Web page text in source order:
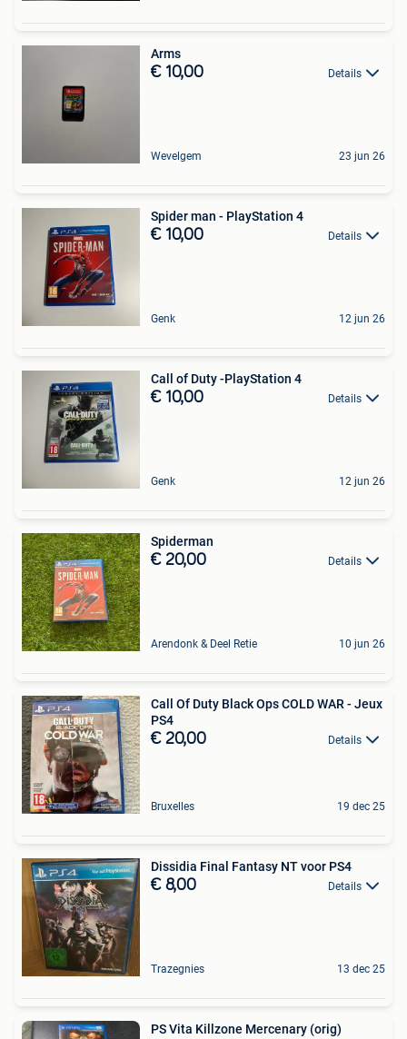
Arms
€ 10,00 Details
Wevelgem 23 jun 26
Spider man - PlayStation 4
€ 10,00 Details
Genk 12 jun 26
Call of Duty -PlayStation 4
€ 10,00 Details
Genk 12 jun 26
Spiderman
€ 20,00 Details
Arendonk & Deel Retie 10 jun 26
Call Of Duty Black Ops COLD WAR - Jeux
PS4
€ 20,00 Details
Bruxelles 19 dec 25
Dissidia Final Fantasy NT voor PS4
€ 8,00 Details
Trazegnies 13 dec 25
PS Vita Killzone Mercenary (orig)